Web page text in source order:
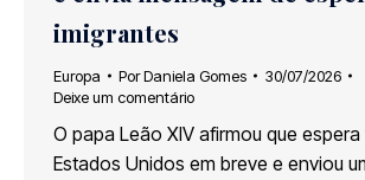
imigrantes
Europa PorDaniela Gomes
30/07/2026
Deixe um comentário
O papa Leão XIV afirmou que
Estados Unidos em breve e enviou